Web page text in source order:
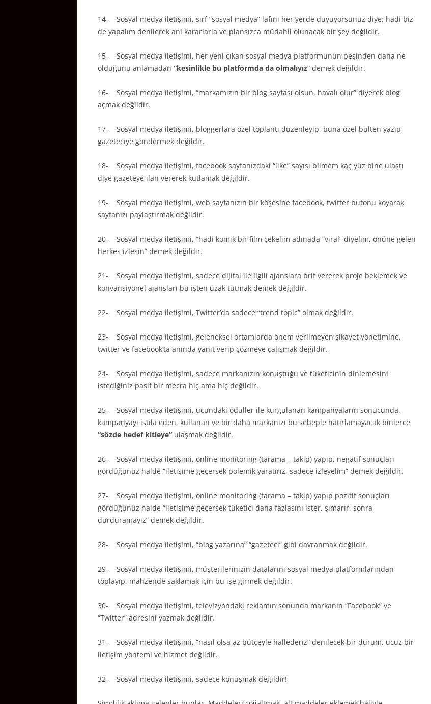
14- Sosyal medya iletişimi, sırf “sosyal medya” lafını her yerde duyuyorsunuz diye; hadi biz
de yapalım denilerek ani kararlarla ve plansızca müdahil olunacak bir şey değildir.
15- Sosyal medya iletişimi, her yeni çıkan sosyal medya platformunun peşinden daha ne
olduğunu anlamadan “kesinlikle bu platformda da olmalıyız” demek değildir.
16- Sosyal medya iletişimi, “markamızın bir blog sayfası olsun, havalı olur” diyerek blog
açmak değildir.
17- Sosyal medya iletişimi, bloggerlara özel toplantı düzenleyip, buna özel bülten yazıp
gazeteciye göndermek değildir.
18- Sosyal medya iletişimi, facebook sayfanızdaki “like” sayısı bilmem kaç yüz bine ulaştı
diye gazeteye ilan vererek kutlamak değildir.
19- Sosyal medya iletişimi, web sayfanızın bir köşesine facebook, twitter butonu koyarak
sayfanızı paylaştırmak değildir.
20- Sosyal medya iletişimi, “hadi komik bir film çekelim adınada “viral” diyelim, önüne gelen
herkes izlesin” demek değildir.
21- Sosyal medya iletişimi, sadece dijital ile ilgili ajanslara brif vererek proje beklemek ve
konvansiyonel ajansları bu işten uzak tutmak demek değildir.
22- Sosyal medya iletişimi, Twitter’da sadece “trend topic” olmak değildir.
23- Sosyal medya iletişimi, geleneksel ortamlarda önem verilmeyen şikayet yönetimine,
twitter ve facebook’ta anında yanıt verip çözmeye çalışmak değildir.
24- Sosyal medya iletişimi, sadece markanızın konuştuğu ve tüketicinin dinlemesini
istediğiniz pasif bir mecra hiç ama hiç değildir.
25- Sosyal medya iletişimi, ucundaki ödüller ile kurgulanan kampanyaların sonucunda,
kampanyayı istila eden, kullanan ve bir daha markanızı bu sebeple hatırlamayacak binlerce
“sözde hedef kitleye” ulaşmak değildir.
26- Sosyal medya iletişimi, online monitoring (tarama – takip) yapıp, negatif sonuçları
gördüğünüz halde “iletişime geçersek polemik yaratırız, sadece izleyelim” demek değildir.
27- Sosyal medya iletişimi, online monitoring (tarama – takip) yapıp pozitif sonuçları
gördüğünüz halde “iletişime geçersek tüketici daha fazlasını ister, şımarır, sonra
durduramayız” demek değildir.
28- Sosyal medya iletişimi, “blog yazarına” “gazeteci” gibi davranmak değildir.
29- Sosyal medya iletişimi, müşterilerinizin datalarını sosyal medya platformlarından
toplayıp, mahzende saklamak için bu işe girmek değildir.
30- Sosyal medya iletişimi, televizyondaki reklamın sonunda markanın “Facebook” ve
“Twitter” adresini yazmak değildir.
31- Sosyal medya iletişimi, “nasıl olsa az bütçeyle hallederiz” denilecek bir durum, ucuz bir
iletişim yöntemi ve hizmet değildir.
32- Sosyal medya iletişimi, sadece konuşmak değildir!